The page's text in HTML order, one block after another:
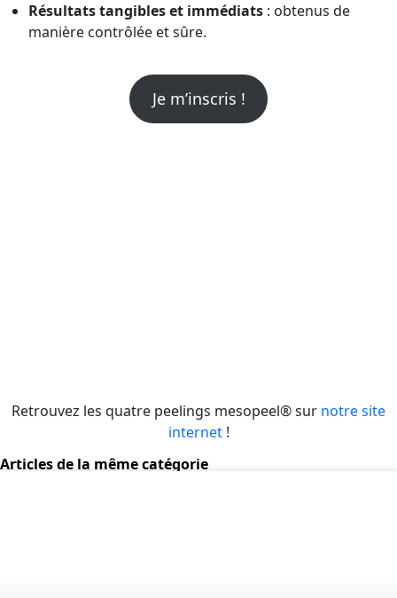
Résultats tangibles et immédiats : obtenus de
manière contrôlée et sûre.
Je m’inscris !
Retrouvez les quatre peelings mesopeel® sur notre site
internet!
Articles de la même catégorie